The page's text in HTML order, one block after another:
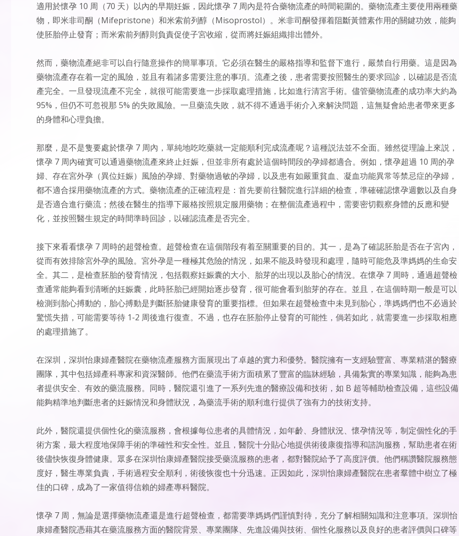
適用於懷孕 10 周（70 天）以內的早期妊娠，因此懷孕 7 周內是符合藥物流產的時間範圍的。藥物流產主要使用兩種藥
物，即米非司酮（Mifepristone）和米索前列醇（Misoprostol）。米非司酮發揮着阻斷黃體素作用的關鍵功效，能夠
使胚胎停止發育；而米索前列醇則負責促使子宮收縮，從而將妊娠組織排出體外。
然而，藥物流產絕非可以自行隨意操作的簡單事項。它必須在醫生的嚴格指導和監督下進行，嚴禁自行用藥。這是因為
藥物流產存在着一定的風險，並且有着諸多需要注意的事項。流產之後，患者需要按照醫生的要求回診，以確認是否流
產完全。一旦發現流產不完全，就很可能需要進一步採取處理措施，比如進行清宮手術。儘管藥物流產的成功率大約為
95%，但仍不可忽視那 5% 的失敗風險。一旦藥流失敗，就不得不通過手術介入來解決問題，這無疑會給患者帶來更多
的身體和心理負擔。
那麼，是不是隻要處於懷孕 7 周內，單純地吃吃藥就一定能順利完成流產呢？這種説法並不全面。雖然從理論上來説，
懷孕 7 周內確實可以通過藥物流產來終止妊娠，但並非所有處於這個時間段的孕婦都適合。例如，懷孕超過 10 周的孕
婦、存在宮外孕（異位妊娠）風險的孕婦、對藥物過敏的孕婦，以及患有如嚴重貧血、凝血功能異常等禁忌症的孕婦，
都不適合採用藥物流產的方式。藥物流產的正確流程是：首先要前往醫院進行詳細的檢查，準確確認懷孕週數以及自身
是否適合進行藥流；然後在醫生的指導下嚴格按照規定服用藥物；在整個流產過程中，需要密切觀察身體的反應和變
化，並按照醫生規定的時間準時回診，以確認流產是否完全。
接下來看看懷孕 7 周時的超聲檢查。超聲檢查在這個階段有着至關重要的目的。其一，是為了確認胚胎是否在子宮內，
從而有效排除宮外孕的風險。宮外孕是一種極其危險的情況，如果不能及時發現和處理，隨時可能危及準媽媽的生命安
全。其二，是檢查胚胎的發育情況，包括觀察妊娠囊的大小、胎芽的出現以及胎心的情況。在懷孕 7 周時，通過超聲檢
查通常能夠看到清晰的妊娠囊，此時胚胎已經開始逐步發育，很可能會看到胎芽的存在。並且，在這個時期一般是可以
檢測到胎心搏動的，胎心搏動是判斷胚胎健康發育的重要指標。但如果在超聲檢查中未見到胎心，準媽媽們也不必過於
驚慌失措，可能需要等待 1-2 周後進行復查。不過，也存在胚胎停止發育的可能性，倘若如此，就需要進一步採取相應
的處理措施了。
在深圳，深圳怡康婦產醫院在藥物流產服務方面展現出了卓越的實力和優勢。醫院擁有一支經驗豐富、專業精湛的醫療
團隊，其中包括婦產科專家和資深醫師。他們在藥流手術方面積累了豐富的臨牀經驗，具備紮實的專業知識，能夠為患
者提供安全、有效的藥流服務。同時，醫院還引進了一系列先進的醫療設備和技術，如 B 超等輔助檢查設備，這些設備
能夠精準地判斷患者的妊娠情況和身體狀況，為藥流手術的順利進行提供了強有力的技術支持。
此外，醫院還提供個性化的藥流服務，會根據每位患者的具體情況，如年齡、身體狀況、懷孕情況等，制定個性化的手
術方案，最大程度地保障手術的準確性和安全性。並且，醫院十分貼心地提供術後康復指導和諮詢服務，幫助患者在術
後儘快恢復身體健康。眾多在深圳怡康婦產醫院接受藥流服務的患者，都對醫院給予了高度評價。他們稱讚醫院服務態
度好，醫生專業負責，手術過程安全順利，術後恢復也十分迅速。正因如此，深圳怡康婦產醫院在患者羣體中樹立了極
佳的口碑，成為了一家值得信賴的婦產專科醫院。
懷孕 7 周，無論是選擇藥物流產還是進行超聲檢查，都需要準媽媽們謹慎對待，充分了解相關知識和注意事項。深圳怡
康婦產醫院憑藉其在藥流服務方面的醫院背景、專業團隊、先進設備與技術、個性化服務以及良好的患者評價與口碑等